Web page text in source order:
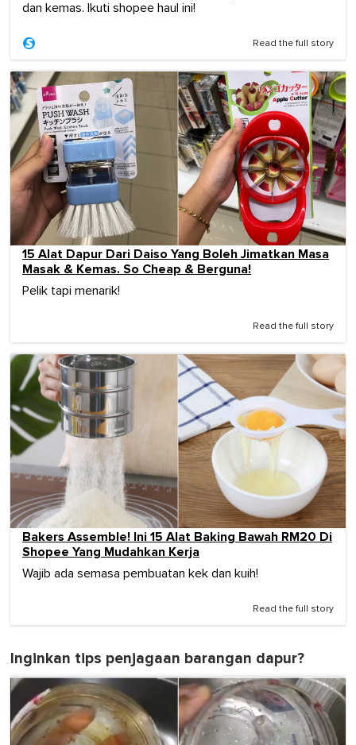
dan kemas. Ikuti shopee haul ini!
Read the full story
15 Alat Dapur Dari Daiso Yang Boleh Jimatkan Masa
Masak & Kemas. So Cheap & Berguna!
Pelik tapi menarik!
Read the full story
Bakers Assemble! Ini 15 Alat Baking Bawah RM20 Di
Shopee Yang Mudahkan Kerja
Wajib ada semasa pembuatan kek dan kuih!
Read the full story
Inginkan tips penjagaan barangan dapur?